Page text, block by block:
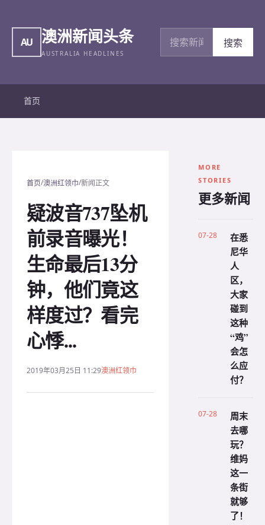
AU 澳洲新闻头条
AUSTRALIA HEADLINES
搜索新闻
搜索
首页
首页/澳洲红领巾/新闻正文
疑波音737坠机
前录音曝光！
生命最后13分
钟，他们竟这
样度过？看完
心悸...
2019年03月25日 11:29澳洲红领巾
MORE
STORIES
更多新闻
07-28
在悉
尼华
人
区，
大家
碰到
这种
“鸡”
会怎
么应
付？
07-28
周末
去哪
玩？
维妈
这一
条街
就够
了！